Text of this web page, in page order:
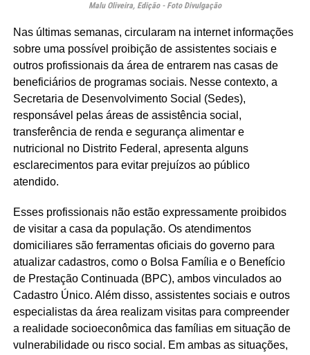
Malu Oliveira, Edição - Foto Divulgação
Nas últimas semanas, circularam na internet informações
sobre uma possível proibição de assistentes sociais e
outros profissionais da área de entrarem nas casas de
beneficiários de programas sociais. Nesse contexto, a
Secretaria de Desenvolvimento Social (Sedes),
responsável pelas áreas de assistência social,
transferência de renda e segurança alimentar e
nutricional no Distrito Federal, apresenta alguns
esclarecimentos para evitar prejuízos ao público
atendido.
Esses profissionais não estão expressamente proibidos
de visitar a casa da população. Os atendimentos
domiciliares são ferramentas oficiais do governo para
atualizar cadastros, como o Bolsa Família e o Benefício
de Prestação Continuada (BPC), ambos vinculados ao
Cadastro Único. Além disso, assistentes sociais e outros
especialistas da área realizam visitas para compreender
a realidade socioeconômica das famílias em situação de
vulnerabilidade ou risco social. Em ambas as situações,